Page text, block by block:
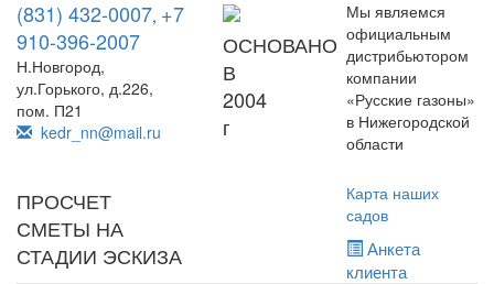
(831) 432-0007, +7
910-396-2007
Н.Новгород,
ул.Горького, д.226,
пом. П21
kedr_nn@mail.ru
ПРОСЧЕТ
СМЕТЫ НА
СТАДИИ ЭСКИЗА
ОСНОВАНО
В
2004
г
Мы являемся
официальным
дистрибьютором
компании
«Русские газоны»
в Нижегородской
области
Карта наших
садов
Анкета
клиента